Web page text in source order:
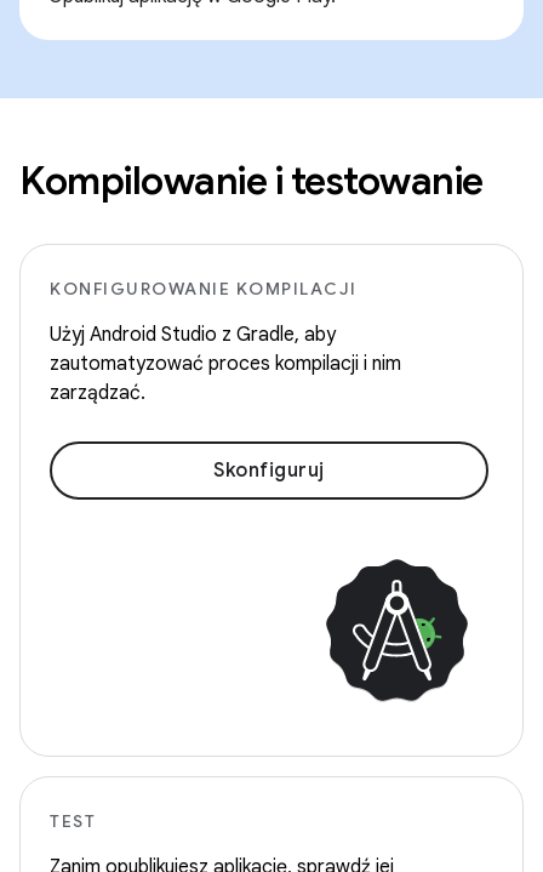
Kompilowanie i testowanie
KONFIGUROWANIE KOMPILACJI
Użyj Android Studio z Gradle, aby
zautomatyzować proces kompilacji i nim
zarządzać.
Skonfiguruj
TEST
Zanim opublikujesz aplikację, sprawdź jej